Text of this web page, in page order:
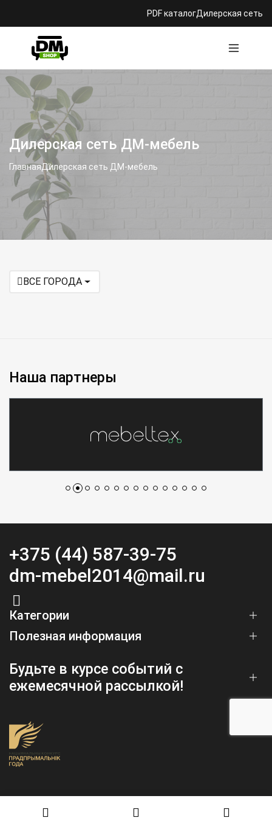
PDF каталогДилерская сеть
Дилерская сеть ДМ-мебель
ГлавнаяДилерская сеть ДМ-мебель
ВСЕ ГОРОДА
Наша партнеры
Категории
Полезная информация
+375 (44) 587-39-75
dm-mebel2014@mail.ru
Будьте в курсе событий с
ежемесячной рассылкой!